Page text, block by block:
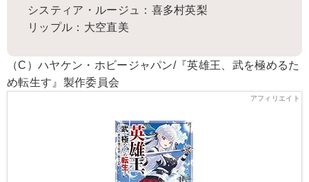
システィア・ルージュ：喜多村英梨
リップル：大空直美
（C）ハヤケン・ホビージャパン/『英雄王、武を極めるた
め転生す』製作委員会